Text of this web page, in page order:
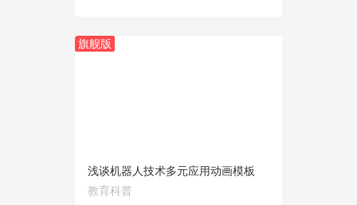
旗舰版
浅谈机器人技术多元应用动画模板
教育科普